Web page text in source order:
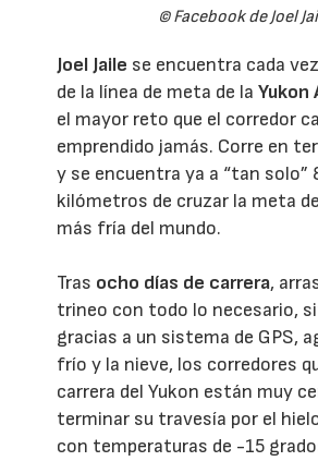
© Facebook de Joel
Joel Jaile se encuentra cada
de la línea de meta de la
el mayor reto que el corredor
emprendido jamás. Corre en
y se encuentra ya a “tan solo”
kilómetros de cruzar la meta
más fría del mundo.
Tras ocho días de carrera,
trineo con todo lo necesario,
gracias a un sistema de GPS,
frío y la nieve, los corredores
carrera del Yukon están muy
terminar su travesía por el
con temperaturas de -15